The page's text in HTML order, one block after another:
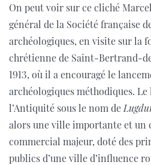
On peut voir sur ce cliché
général de la Société française
archéologiques, en visite sur la
chrétienne de Saint-Bertrand-
1913, où il a encouragé le
archéologiques méthodiques.
l’Antiquité sous le nom de
alors une ville importante et un
commercial majeur, doté des
publics d’une ville d’influence